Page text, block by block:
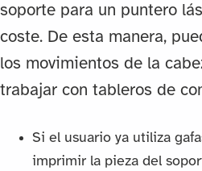
soporte para un puntero
coste. De esta manera,
los movimientos de la
trabajar con tableros de
Si el usuario ya utiliza
imprimir la pieza del